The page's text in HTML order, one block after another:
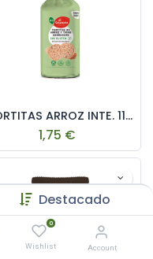
Destacado
0
Wishlist Account
TORTITAS ARROZ INTE. 115g EL GRANERO
1,75 €